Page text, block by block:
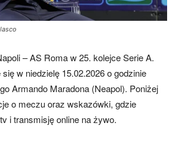
– AS Roma w 25. kolejce Serie A.
w niedzielę 15.02.2026 o godzinie
Armando Maradona (Neapol). Poniżej
o meczu oraz wskazówki, gdzie
i transmisję online na żywo.